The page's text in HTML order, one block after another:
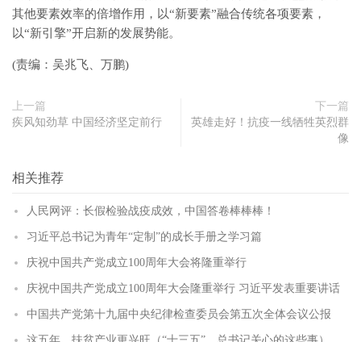
其他要素效率的倍增作用，以“新要素”融合传统各项要素，
以“新引擎”开启新的发展势能。
(责编：吴兆飞、万鹏)
上一篇
疾风知劲草 中国经济坚定前行
下一篇
英雄走好！抗疫一线牺牲英烈群
像
相关推荐
人民网评：长假检验战疫成效，中国答卷棒棒棒！
习近平总书记为青年“定制”的成长手册之学习篇
庆祝中国共产党成立100周年大会将隆重举行
庆祝中国共产党成立100周年大会隆重举行 习近平发表重要讲话
中国共产党第十九届中央纪律检查委员会第五次全体会议公报